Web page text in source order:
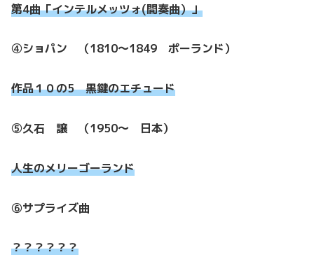
第4曲「インテルメッツォ(間奏曲）」
④ショパン （1810～1849 ポーランド）
作品１０の5 黒鍵のエチュード
⑤久石 譲 （1950～ 日本）
人生のメリーゴーランド
⑥サプライズ曲
？？？？？？